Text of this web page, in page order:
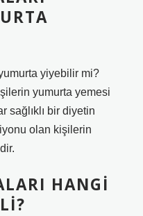
yiyebilir mi?
yumurta yemesi
sağlıklı bir diyetin
olan kişilerin
HANGI